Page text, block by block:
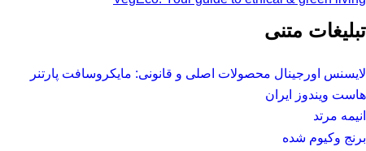
تبلیغات متنی
لایسنس اورجینال محصولات اصلی و قانونی: مایکروسافت پارتنر
هاست ویندوز ایران
انیمه مرتد
برنج وکیوم شده